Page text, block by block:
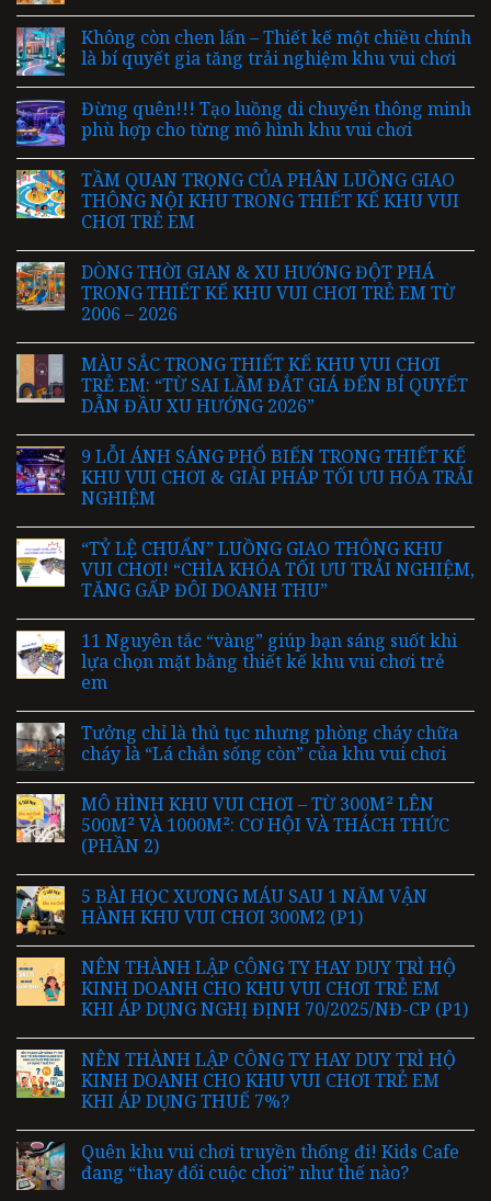
Không còn chen lấn – Thiết kế một chiều chính
là bí quyết gia tăng trải nghiệm khu vui chơi
Đừng quên!!! Tạo luồng di chuyển thông minh
phù hợp cho từng mô hình khu vui chơi
TẦM QUAN TRỌNG CỦA PHÂN LUỒNG GIAO
THÔNG NỘI KHU TRONG THIẾT KẾ KHU VUI
CHƠI TRẺ EM
DÒNG THỜI GIAN & XU HƯỚNG ĐỘT PHÁ
TRONG THIẾT KẾ KHU VUI CHƠI TRẺ EM TỪ
2006 – 2026
MÀU SẮC TRONG THIẾT KẾ KHU VUI CHƠI
TRẺ EM: “TỪ SAI LẦM ĐẮT GIÁ ĐẾN BÍ QUYẾT
DẪN ĐẦU XU HƯỚNG 2026”
9 LỖI ÁNH SÁNG PHỔ BIẾN TRONG THIẾT KẾ
KHU VUI CHƠI & GIẢI PHÁP TỐI ƯU HÓA TRẢI
NGHIỆM
“TỶ LỆ CHUẨN” LUỒNG GIAO THÔNG KHU
VUI CHƠI! “CHÌA KHÓA TỐI ƯU TRẢI NGHIỆM,
TĂNG GẤP ĐÔI DOANH THU”
11 Nguyên tắc “vàng” giúp bạn sáng suốt khi
lựa chọn mặt bằng thiết kế khu vui chơi trẻ
em
Tưởng chỉ là thủ tục nhưng phòng cháy chữa
cháy là “Lá chắn sống còn” của khu vui chơi
MÔ HÌNH KHU VUI CHƠI – TỪ 300M² LÊN
500M² VÀ 1000M²: CƠ HỘI VÀ THÁCH THỨC
(PHẦN 2)
5 BÀI HỌC XƯƠNG MÁU SAU 1 NĂM VẬN
HÀNH KHU VUI CHƠI 300M2 (P1)
NÊN THÀNH LẬP CÔNG TY HAY DUY TRÌ HỘ
KINH DOANH CHO KHU VUI CHƠI TRẺ EM
KHI ÁP DỤNG NGHỊ ĐỊNH 70/2025/NĐ-CP (P1)
NÊN THÀNH LẬP CÔNG TY HAY DUY TRÌ HỘ
KINH DOANH CHO KHU VUI CHƠI TRẺ EM
KHI ÁP DỤNG THUẾ 7%?
Quên khu vui chơi truyền thống đi! Kids Cafe
đang “thay đổi cuộc chơi” như thế nào?